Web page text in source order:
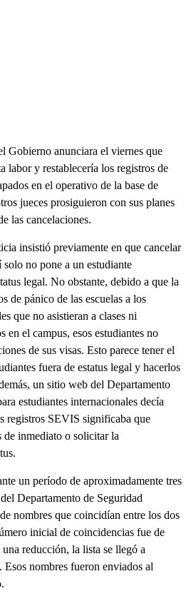
Gobierno anunciara el viernes que
labor y restablecería los registros de
en el operativo de la base de
jueces prosiguieron con sus planes
las cancelaciones.
insistió previamente en que cancelar
no pone a un estudiante
legal. No obstante, debido a que la
de pánico de las escuelas a los
que no asistieran a clases ni
en el campus, esos estudiantes no
de sus visas. Esto parece tener el
fuera de estatus legal y hacerlos
un sitio web del Departamento
estudiantes internacionales decía
registros SEVIS significaba que
de inmediato o solicitar la
un período de aproximadamente tres
Departamento de Seguridad
nombres que coincidían entre los dos
inicial de coincidencias fue de
reducción, la lista se llegó a
nombres fueron enviados al